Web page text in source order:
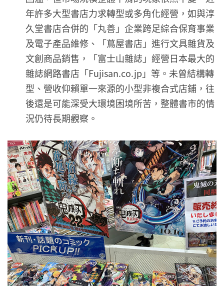
年許多大型書店力求轉型或多角化經營，如與淳
久堂書店合併的「丸善」企業跨足綜合保育事業
及電子產品維修、「蔦屋書店」進行文具雜貨及
文創商品銷售，「富士山雜誌」經營日本最大的
雜誌網路書店「Fujisan.co.jp」等。未曾結構轉
型、營收仰賴單一來源的小型非複合式店鋪，往
後還是可能深受大環境困境所苦，整體書市的情
況仍待長期觀察。